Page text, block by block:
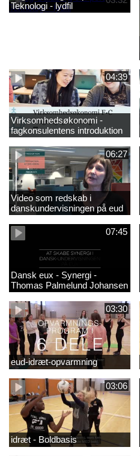
Teknologi - lydfil
04:39
Virksomhedsøkonomi -
fagkonsulentens introduktion
til faget 2
06:27
Video som redskab i
danskundervisningen på eud
07:45
Dansk eux - Synergi -
Thomas Palmelund Johansen
03:30
eud-idræt-opvarmning
03:06
idræt - Boldbasis